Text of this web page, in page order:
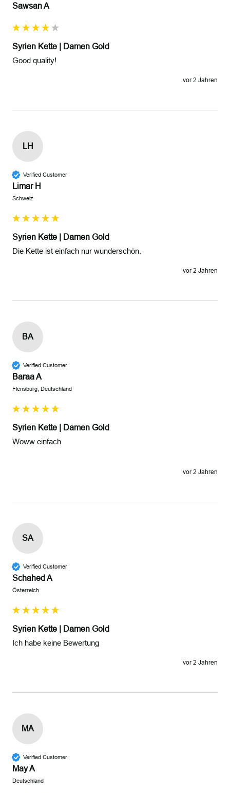
Sawsan A
Syrien Kette | Damen Gold
Good quality!
vor 2 Jahren
LH
Verified Customer
Limar H
Schweiz
Syrien Kette | Damen Gold
Die Kette ist einfach nur wunderschön.
vor 2 Jahren
BA
Verified Customer
Baraa A
Flensburg, Deutschland
Syrien Kette | Damen Gold
Woww einfach
vor 2 Jahren
SA
Verified Customer
Schahed A
Österreich
Syrien Kette | Damen Gold
Ich habe keine Bewertung
vor 2 Jahren
MA
Verified Customer
May A
Deutschland